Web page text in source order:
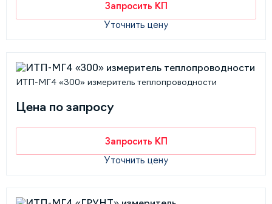
Запросить КП
Уточнить цену
ИТП-МГ4 «300» измеритель теплопроводности
Цена по запросу
Запросить КП
Уточнить цену